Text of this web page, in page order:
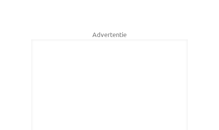
Advertentie